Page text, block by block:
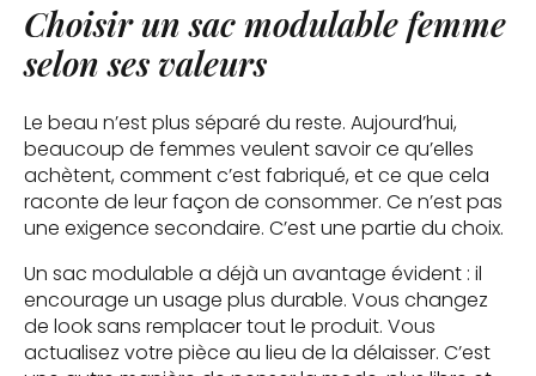
Choisir un sac modulable femme
selon ses valeurs
Le beau n’est plus séparé du reste. Aujourd’hui,
beaucoup de femmes veulent savoir ce qu’elles
achètent, comment c’est fabriqué, et ce que cela
raconte de leur façon de consommer. Ce n’est pas
une exigence secondaire. C’est une partie du choix.
Un sac modulable a déjà un avantage évident : il
encourage un usage plus durable. Vous changez
de look sans remplacer tout le produit. Vous
actualisez votre pièce au lieu de la délaisser. C’est